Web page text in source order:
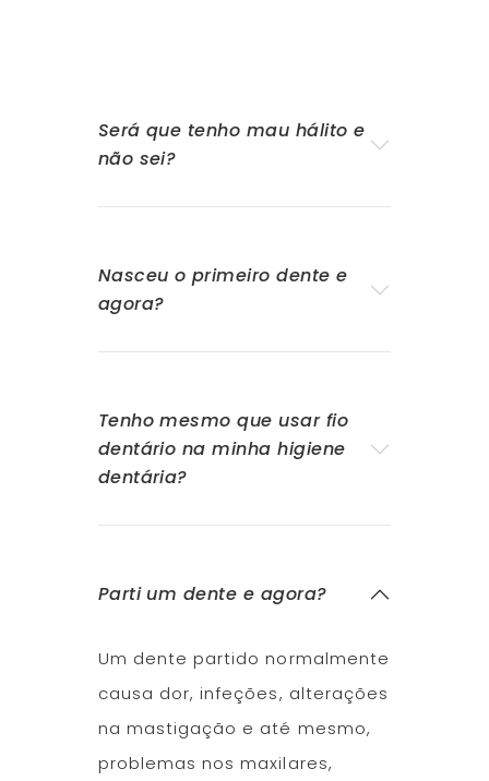
Será que tenho mau hálito e
não sei?
Nasceu o primeiro dente e
agora?
Tenho mesmo que usar fio
dentário na minha higiene
dentária?
Parti um dente e agora?
Um dente partido normalmente
causa dor, infeções, alterações
na mastigação e até mesmo,
problemas nos maxilares,